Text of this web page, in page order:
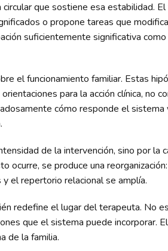
que sostiene esa estabilidad.
o propone tareas que
suficientemente significativa como
el funcionamiento familiar. Estas
para la acción clínica, no
cómo responde el sistema
de la intervención, sino por la
ocurre, se produce una
el repertorio relacional se amplía.
redefine el lugar del terapeuta. No
que el sistema puede incorporar.
de la familia.